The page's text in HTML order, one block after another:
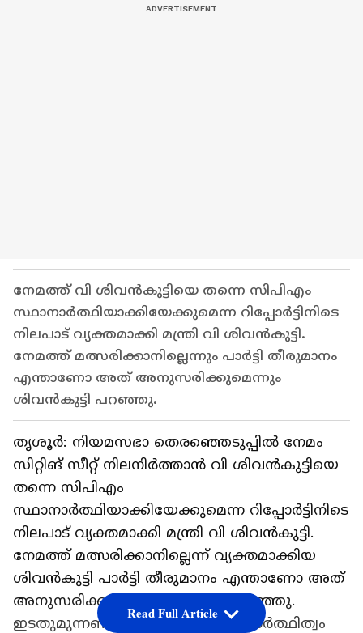
നേമത്ത് വി ശിവൻകുട്ടിയെ തന്നെ സിപിഎം
സ്ഥാനാര്‍ത്ഥിയാക്കിയേക്കുമെന്ന റിപ്പോര്‍ട്ടിനിടെ
നിലപാട് വ്യക്തമാക്കി മന്ത്രി വി ശിവൻകുട്ടി.
നേമത്ത് മത്സരിക്കാനില്ലെന്നും പാര്‍ട്ടി തീരുമാനം
എന്താണോ അത് അനുസരിക്കുമെന്നും
ശിവൻകുട്ടി പറഞ്ഞു.
തൃശൂര്‍: നിയമസഭാ തെരഞ്ഞെടുപ്പിൽ നേമം
സിറ്റിങ് സീറ്റ് നിലനിര്‍ത്താൻ വി ശിവൻകുട്ടിയെ
തന്നെ സിപിഎം
സ്ഥാനാര്‍ത്ഥിയാക്കിയേക്കുമെന്ന റിപ്പോര്‍ട്ടിനിടെ
നിലപാട് വ്യക്തമാക്കി മന്ത്രി വി ശിവൻകുട്ടി.
നേമത്ത് മത്സരിക്കാനില്ലെന്ന് വ്യക്തമാക്കിയ
ശിവൻകുട്ടി പാര്‍ട്ടി തീരുമാനം എന്താണോ അത്
അനുസരിക്കുമെന്ന് തൃശൂരിൽ പറഞ്ഞു.
ഇടതുമുന്നണിയായിരിക്കും സ്ഥാനാര്‍ത്ഥിത്വം
Read Full Article